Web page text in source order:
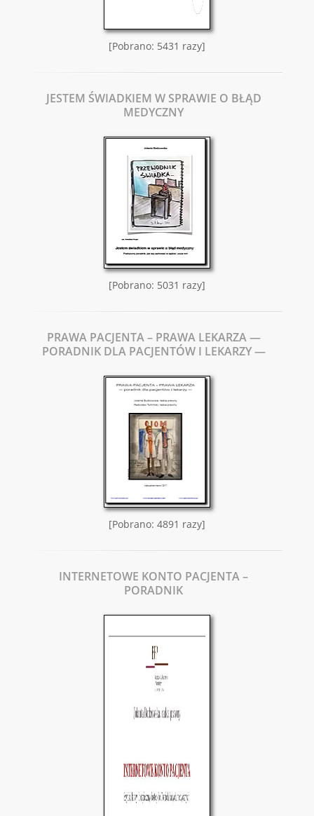
[Pobrano: 5431 razy]
JESTEM ŚWIADKIEM W SPRAWIE O BŁĄD
MEDYCZNY
[Pobrano: 5031 razy]
PRAWA PACJENTA – PRAWA LEKARZA —
PORADNIK DLA PACJENTÓW I LEKARZY —
[Pobrano: 4891 razy]
INTERNETOWE KONTO PACJENTA –
PORADNIK